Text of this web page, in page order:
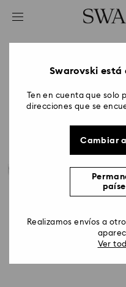
Accesskeys list
2 - FooterSwarovski está
Ten en cuenta que solo
direcciones que se
Cambiar
Realizamos envíos a
Ver